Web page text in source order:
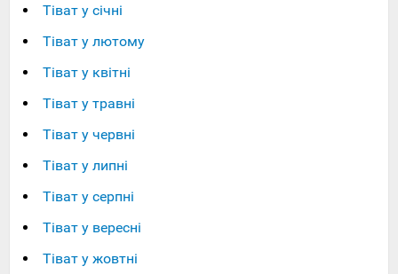
Тіват у січні
Тіват у лютому
Тіват у квітні
Тіват у травні
Тіват у червні
Тіват у липні
Тіват у серпні
Тіват у вересні
Тіват у жовтні